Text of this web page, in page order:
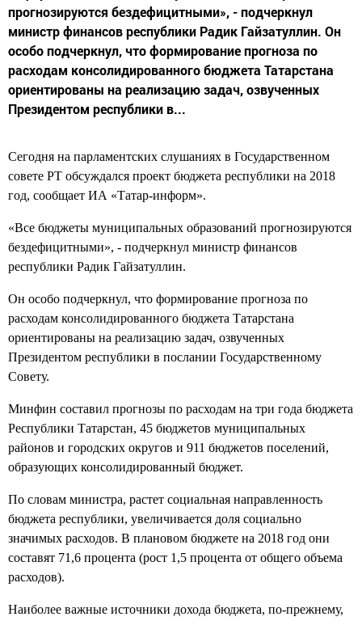
прогнозируются бездефицитными», - подчеркнул
министр финансов республики Радик Гайзатуллин. Он
особо подчеркнул, что формирование прогноза по
расходам консолидированного бюджета Татарстана
ориентированы на реализацию задач, озвученных
Президентом республики в...
Сегодня на парламентских слушаниях в Государственном
совете РТ обсуждался проект бюджета республики на 2018
год, сообщает ИА «Татар-информ».
«Все бюджеты муниципальных образований прогнозируются
бездефицитными», - подчеркнул министр финансов
республики Радик Гайзатуллин.
Он особо подчеркнул, что формирование прогноза по
расходам консолидированного бюджета Татарстана
ориентированы на реализацию задач, озвученных
Президентом республики в послании Государственному
Совету.
Минфин составил прогнозы по расходам на три года бюджета
Республики Татарстан, 45 бюджетов муниципальных
районов и городских округов и 911 бюджетов поселений,
образующих консолидированный бюджет.
По словам министра, растет социальная направленность
бюджета республики, увеличивается доля социально
значимых расходов. В плановом бюджете на 2018 год они
составят 71,6 процента (рост 1,5 процента от общего объема
расходов).
Наиболее важные источники дохода бюджета, по-прежнему,